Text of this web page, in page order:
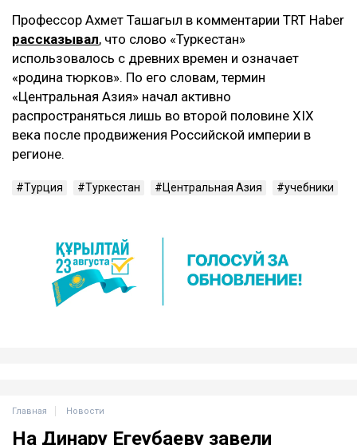
Профессор Ахмет Ташагыл в комментарии TRT Haber
рассказывал, что слово «Туркестан»
использовалось с древних времен и означает
«родина тюрков». По его словам, термин
«Центральная Азия» начал активно
распространяться лишь во второй половине XIX
века после продвижения Российской империи в
регионе.
Турция Туркестан Центральная Азия учебники
Главная Новости
На Динару Егеубаеву завели